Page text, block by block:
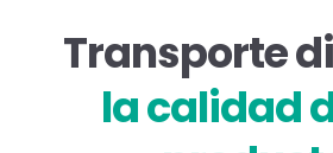
Transporte
la calidad